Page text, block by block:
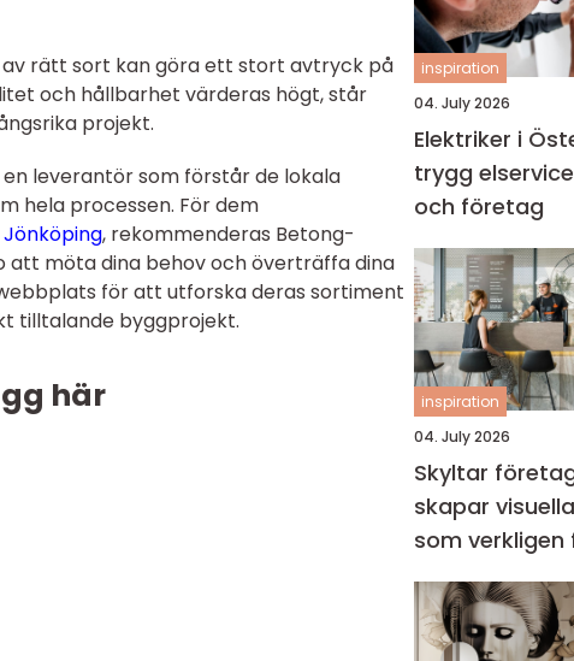
rätt sort kan göra ett stort avtryck på
och hållbarhet värderas högt, står
projekt.
leverantör som förstår de lokala
hela processen. För dem
, rekommenderas Betong-
att möta dina behov och överträffa dina
för att utforska deras sortiment
tilltalande byggprojekt.
här
inspiration
04. July 2026
Elektriker i
trygg
och företag
inspiration
04. July 2026
Skyltar företag
skapar
som verkligen